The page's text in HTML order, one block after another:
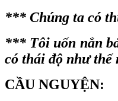
*** Chúng ta có
*** Tôi uốn nắn
có thái độ như thế
CẦU NGUYỆN: